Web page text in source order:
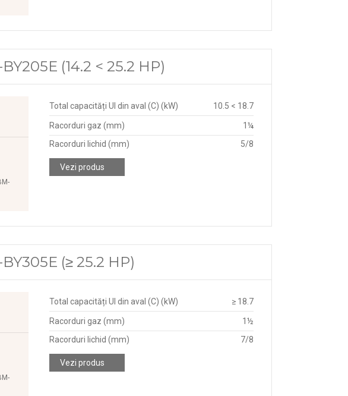
(14.2 < 25.2 HP)
Total capacități UI din aval (C) (kW) 10.5 < 18.7
Racorduri gaz (mm)
1¼
Racorduri lichid (mm)
5/8
Vezi produs
(≥ 25.2 HP)
Total capacități UI din aval (C) (kW) ≥ 18.7
Racorduri gaz (mm)
1½
Racorduri lichid (mm)
7/8
Vezi produs